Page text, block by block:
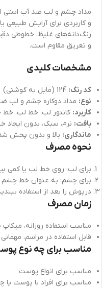
مداد چشم و لب ضد آب استی
و کاربردی برای آرایش طبیعی
رنگ‌دانه‌های غلیظ، خطوطی
و تعریق مقاوم است.
مشخصات کلیدی
کد رنگ:
نوع: مداد دوکاره چشم و لب
کاربرد: کانتور لب، خط لب،
بافت: نرم، سبک، بدون ایجاد
ماندگاری: بالا و بدون پخش
نحوه مصرف
برای لب: روی خط لب یا کمی
برای چشم: به عنوان خط چشم
درپوش را بعد از استفاده
زمان مصرف
مناسب استفاده روزانه،
قابل استفاده در مراسم،
مناسب برای چه نوع
مناسب برای انواع پوست
مناسب برای افراد با پوست